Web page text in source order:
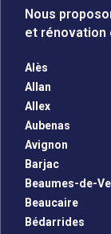
Nous
et rénovation
Alès
Allan
Allex
Aubenas
Avignon
Barjac
Beaumes-de-
Beaucaire
Bédarrides